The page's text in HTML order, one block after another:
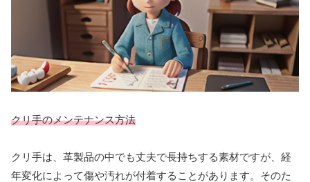
クリ手のメンテナンス方法
クリ手は、革製品の中でも丈夫で長持ちする素材ですが、経
年変化によって傷や汚れが付着することがあります。そのた